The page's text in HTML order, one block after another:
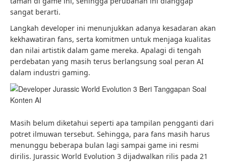
sangat berarti.
Langkah developer ini menunjukkan adanya kesadaran akan
kekhawatiran fans, serta komitmen untuk menjaga kualitas
dan nilai artistik dalam game mereka. Apalagi di tengah
perdebatan yang masih terus berlangsung soal peran AI
dalam industri gaming.
Masih belum diketahui seperti apa tampilan pengganti dari
potret ilmuwan tersebut. Sehingga, para fans masih harus
menunggu beberapa bulan lagi sampai game ini resmi
dirilis. Jurassic World Evolution 3 dijadwalkan rilis pada 21